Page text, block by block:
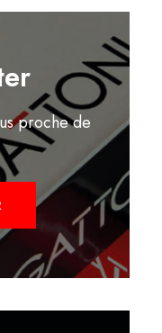
proche de